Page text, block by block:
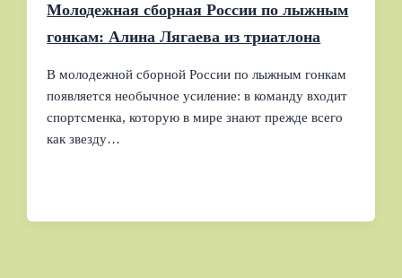
Молодежная сборная России по лыжным
гонкам: Алина Лягаева из триатлона
В молодежной сборной России по лыжным гонкам
появляется необычное усиление: в команду входит
спортсменка, которую в мире знают прежде всего
как звезду…